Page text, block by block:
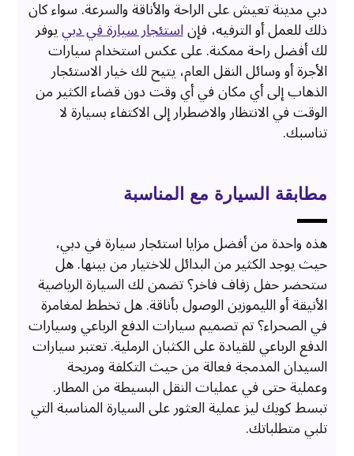
دبي مدينة تعيش على الراحة والأناقة والسرعة. سواء كان
ذلك للعمل أو الترفيه، فإناستئجار سيارة في دبييوفر
لك أفضل راحة ممكنة. على عكس استخدام سيارات
الأجرة أو وسائل النقل العام، يتيح لك خيار الاستئجار
الذهاب إلى أي مكان في أي وقت دون قضاء الكثير من
الوقت في الانتظار والاضطرار إلى الاكتفاء بسيارة لا
تناسبك.
مطابقة السيارة مع المناسبة
هذه واحدة من أفضل مزايا استئجار سيارة في دبي،
حيث يوجد الكثير من البدائل للاختيار من بينها. هل
ستحضر حفل زفاف فاخر؟ تضمن لك السيارة الرياضية
الأنيقة أو الليموزين الوصول بأناقة. هل تخطط لمغامرة
في الصحراء؟ تم تصميم سيارات الدفع الرباعي وسيارات
الدفع الرباعي للقيادة على الكثبان الرملية. تعتبر سيارات
السيدان المدمجة فعالة من حيث التكلفة ومريحة
وعملية حتى في عمليات النقل البسيطة من المطار.
تبسط كويك ليز عملية العثور على السيارة المناسبة التي
تلبي متطلباتك.